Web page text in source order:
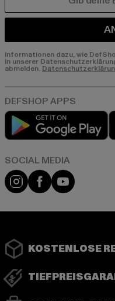
Informationen dazu, wie
in unserer
abmelden.
Instagram
FacebookYouTube
KOSTENLOSE